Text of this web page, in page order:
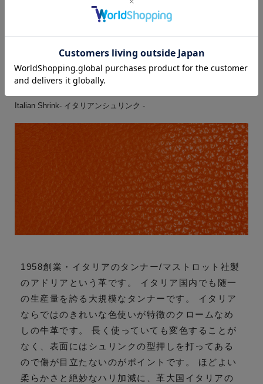
Italian Shrink- イタリアンシュリンク -
1958創業・イタリアのタンナー/マストロット社製
のアドリアという革です。 イタリア国内でも随一
の生産量を誇る大規模なタンナーです。 イタリア
ならではのきれいな色使いが特徴のクロームなめ
しの牛革です。 長く使っていても変色することが
なく、表面にはシュリンクの型押しを打ってある
ので傷が目立たないのがポイントです。 ほどよい
柔らかさと絶妙なハリ加減に、革大国イタリアの